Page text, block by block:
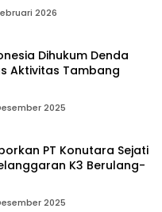
2026
Dihukum Denda
Aktivitas Tambang
2025
PT Konutara Sejati
K3 Berulang-
2025